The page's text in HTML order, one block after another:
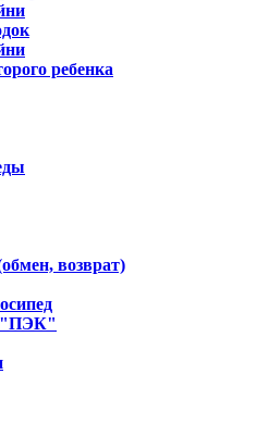
ребенка
возврат)